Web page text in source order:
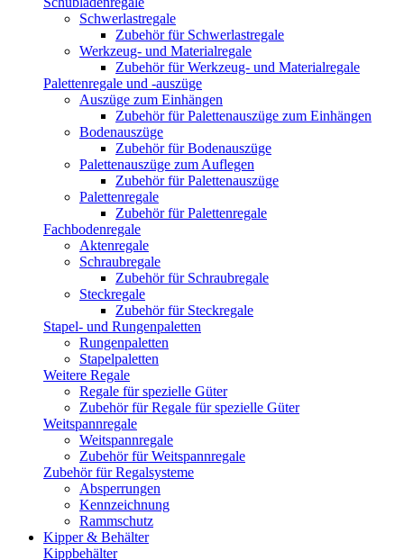
Schwerlastregale
Zubehör für Schwerlastregale
Werkzeug- und Materialregale
Zubehör für Werkzeug- und Materialregale
Palettenregale und -auszüge
Auszüge zum Einhängen
Zubehör für Palettenauszüge zum Einhängen
Bodenauszüge
Zubehör für Bodenauszüge
Palettenauszüge zum Auflegen
Zubehör für Palettenauszüge
Palettenregale
Zubehör für Palettenregale
Fachbodenregale
Aktenregale
Schraubregale
Zubehör für Schraubregale
Steckregale
Zubehör für Steckregale
Stapel- und Rungenpaletten
Rungenpaletten
Stapelpaletten
Weitere Regale
Regale für spezielle Güter
Zubehör für Regale für spezielle Güter
Weitspannregale
Weitspannregale
Zubehör für Weitspannregale
Zubehör für Regalsysteme
Absperrungen
Kennzeichnung
Rammschutz
Kipper & Behälter
Kippbehälter